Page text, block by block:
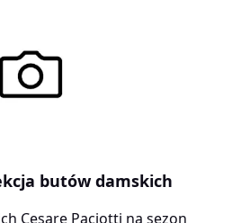
butów damskich
Cesare Paciotti na sezon